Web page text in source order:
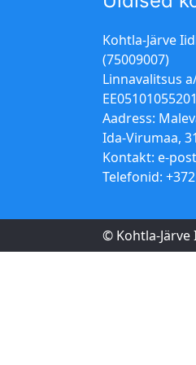
Kohtla-Järve
(75009007)
Linnavalitsus
Aadress:
Ida-Virumaa,
Kontakt: e-
Telefonid:
© Kohtla-Järve